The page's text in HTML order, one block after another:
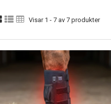
Visar 1 - 7 av 7 produkter